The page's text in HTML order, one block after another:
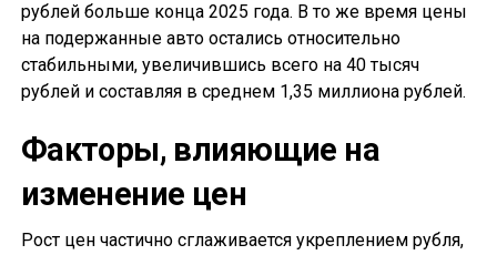
рублей больше конца 2025 года. В то же время цены
на подержанные авто остались относительно
стабильными, увеличившись всего на 40 тысяч
рублей и составляя в среднем 1,35 миллиона рублей.
Факторы, влияющие на
изменение цен
Рост цен частично сглаживается укреплением рубля,